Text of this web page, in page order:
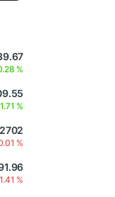
%
1.71 %
%
%